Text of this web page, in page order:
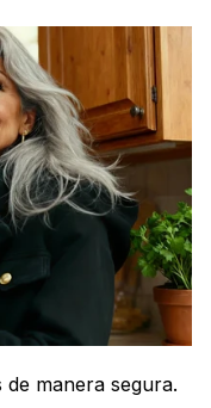
de manera segura.